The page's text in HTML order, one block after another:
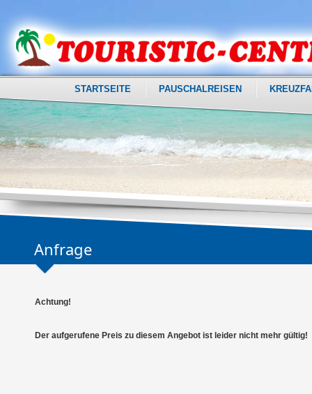
STARTSEITE PAUSCHALREISEN
Anfrage
Achtung!
Der aufgerufene Preis zu diesem Angebot ist leider nicht mehr gültig!